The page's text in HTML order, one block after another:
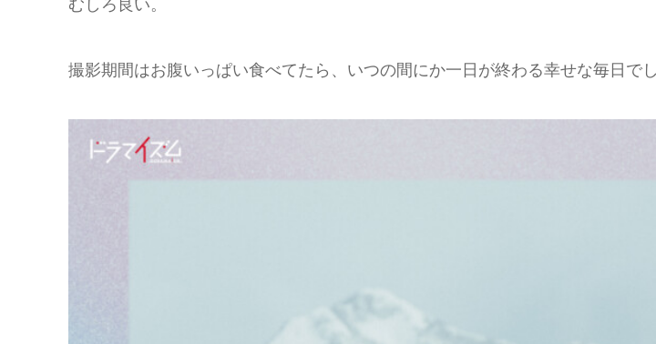
むしろ良い。
撮影期間はお腹いっぱい食べてたら、いつの間にか一日が終わる幸せな毎日でし